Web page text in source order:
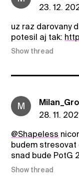
23. 12.
uz raz darovany
potesil aj tak:
Show thread
M
28. 11.
@ShapeIess
budem stresovat
snad bude PotG 2
Show thread